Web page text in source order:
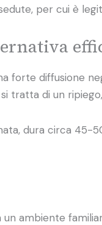
per cui è
forte diffusione
tratta di un
dura circa
un ambiente